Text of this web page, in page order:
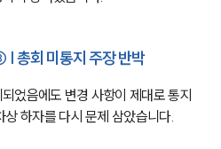
총회 미통지 주장 반박
었음에도 변경 사항이 제대로 통지
하자를 다시 문제 삼았습니다.